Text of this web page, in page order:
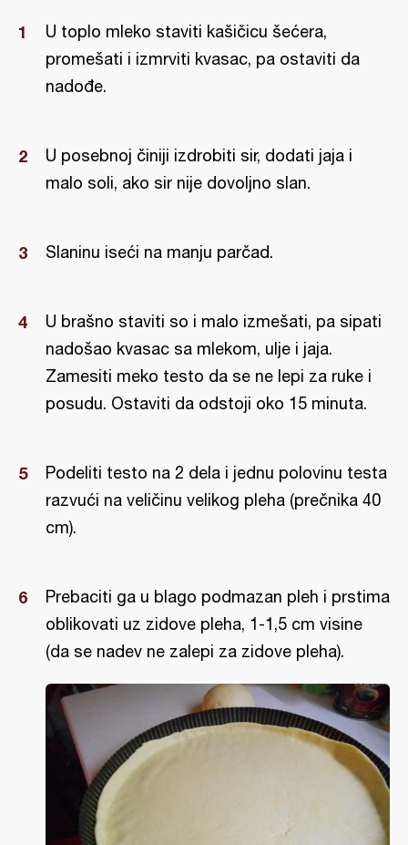
U toplo mleko staviti kašičicu šećera,
promešati i izmrviti kvasac, pa ostaviti da
nadođe.
U posebnoj činiji izdrobiti sir, dodati jaja i
malo soli, ako sir nije dovoljno slan.
Slaninu iseći na manju parčad.
U brašno staviti so i malo izmešati, pa sipati
nadošao kvasac sa mlekom, ulje i jaja.
Zamesiti meko testo da se ne lepi za ruke i
posudu. Ostaviti da odstoji oko 15 minuta.
Podeliti testo na 2 dela i jednu polovinu testa
razvući na veličinu velikog pleha (prečnika 40
cm).
Prebaciti ga u blago podmazan pleh i prstima
oblikovati uz zidove pleha, 1-1,5 cm visine
(da se nadev ne zalepi za zidove pleha).